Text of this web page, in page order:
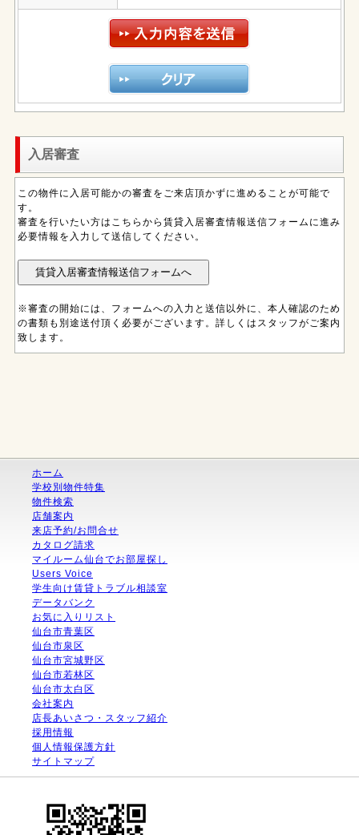
入居審査
この物件に入居可能かの審査をご来店頂かずに進めることが可能で
す。
審査を行いたい方はこちらから賃貸入居審査情報送信フォームに進み
必要情報を入力して送信してください。
※審査の開始には、フォームへの入力と送信以外に、本人確認のため
の書類も別途送付頂く必要がございます。詳しくはスタッフがご案内
致します。
ホーム
学校別物件特集
物件検索
店舗案内
来店予約/お問合せ
カタログ請求
マイルーム仙台でお部屋探し
Users Voice
学生向け賃貸トラブル相談室
データバンク
お気に入りリスト
仙台市青葉区
仙台市泉区
仙台市宮城野区
仙台市若林区
仙台市太白区
会社案内
店長あいさつ・スタッフ紹介
採用情報
個人情報保護方針
サイトマップ